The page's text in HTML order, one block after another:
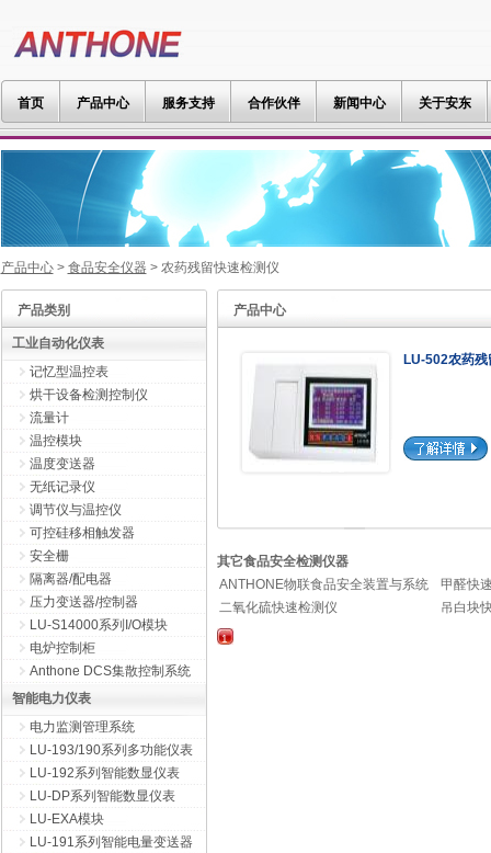
首页 产品中心 服务支持 合作伙伴 新闻中心 关于安东
产品中心> 食品安全仪器 > 农药残留快速检测仪
产品类别
工业自动化仪表
记忆型温控表
烘干设备检测控制仪
流量计
温控模块
温度变送器
无纸记录仪
调节仪与温控仪
可控硅移相触发器
安全栅
隔离器/配电器
压力变送器/控制器
LU-S14000系列I/O模块
电炉控制柜
Anthone DCS集散控制系统
智能电力仪表
电力监测管理系统
LU-193/190系列多功能仪表
LU-192系列智能数显仪表
LU-DP系列智能数显仪表
LU-EXA模块
LU-191系列智能电量变送器
产品中心
LU-502农药
其它食品安全检测仪器
ANTHONE物联食品安全装置与系统
甲醛快
二氧化硫快速检测仪
吊白块
1